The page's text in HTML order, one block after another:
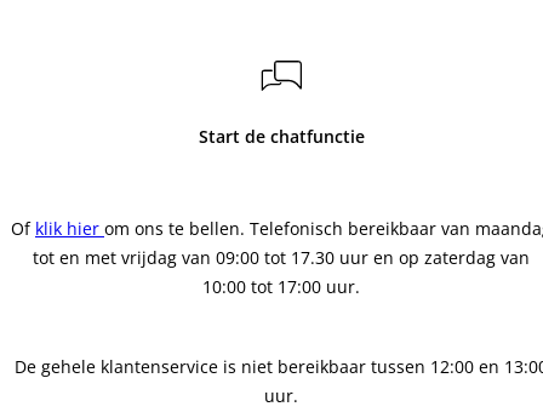
Start de chatfunctie
Of klik hier om ons te bellen. Telefonisch bereikbaar van
tot en met vrijdag van 09:00 tot 17.30 uur en op zaterdag van
10:00 tot 17:00 uur.
De gehele klantenservice is niet bereikbaar tussen 12:00 en
uur.